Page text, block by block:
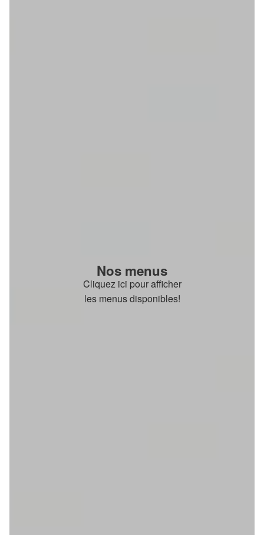
Nos menus
Cliquez ici pour afficher
les menus disponibles!